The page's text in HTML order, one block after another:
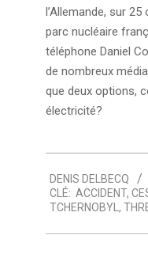
l’Allemande, sur
parc nucléaire
téléphone Daniel
de nombreux
que deux options,
électricité?
03-
17
DENIS DELBECQ
CLÉ: ACCIDENT,
TCHERNOBYL,